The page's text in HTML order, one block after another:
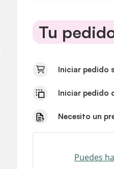
Tu
Iniciar pedido
Iniciar pedido
Necesito un
Puedes